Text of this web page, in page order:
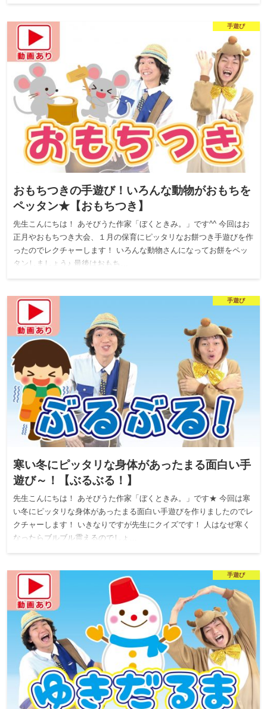
手遊び
おもちつきの手遊び！いろんな動物がおもちを
ペッタン★【おもちつき】
先生こんにちは！ あそびうた作家「ぼくときみ。」です^^ 今回はお
正月やおもちつき大会、１月の保育にピッタリなお餅つき手遊びを作
ったのでレクチャーします！ いろんな動物さんになってお餅をペッ
タンしましょう♪ 最後はおもち…
手遊び
寒い冬にピッタリな身体があったまる面白い手
遊び～！【ぶるぶる！】
先生こんにちは！ あそびうた作家「ぼくときみ。」です★ 今回は寒
い冬にピッタリな身体があったまる面白い手遊びを作りましたのでレ
クチャーします！ いきなりですが先生にクイズです！ 人はなぜ寒く
なったらブルブル震えるのでしょ…
手遊び